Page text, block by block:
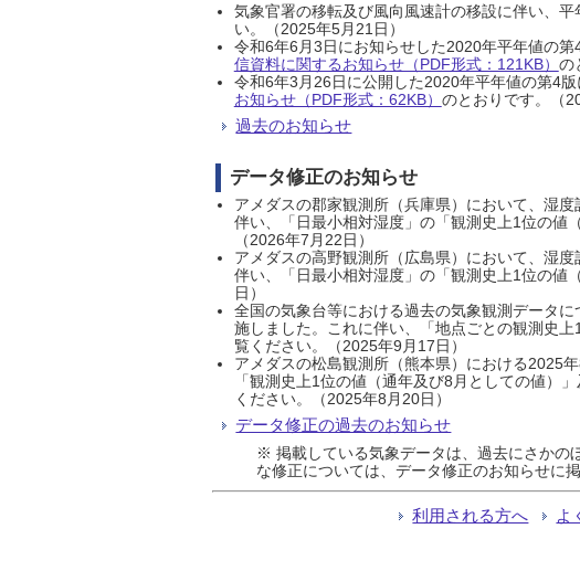
気象官署の移転及び風向風速計の移設に伴い、
い。（2025年5月21日）
令和6年6月3日にお知らせした2020年平年値の
信資料に関するお知らせ（PDF形式：121KB） の
令和6年3月26日に公開した2020年平年値の第4
お知らせ（PDF形式：62KB） のとおりです。（
過去のお知らせ
データ修正のお知らせ
アメダスの郡家観測所（兵庫県）において、湿
伴い、「日最小相対湿度」の「観測史上1位の値
（2026年7月22日）
アメダスの高野観測所（広島県）において、湿
伴い、「日最小相対湿度」の「観測史上1位の値
日）
全国の気象台等における過去の気象観測データ
施しました。これに伴い、「地点ごとの観測史
覧ください。（2025年9月17日）
アメダスの松島観測所（熊本県）における2025
「観測史上1位の値（通年及び8月としての値）
ください。（2025年8月20日）
データ修正の過去のお知らせ
※ 掲載している気象データは、過去にさかの
な修正については、データ修正のお知らせに掲
利用される方へ よ